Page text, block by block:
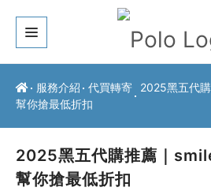
關於我們
服務介紹
服務介紹 代買轉寄
2025黑五代
幫你搶最低折扣
2025黑五代購推薦｜
幫你搶最低折扣